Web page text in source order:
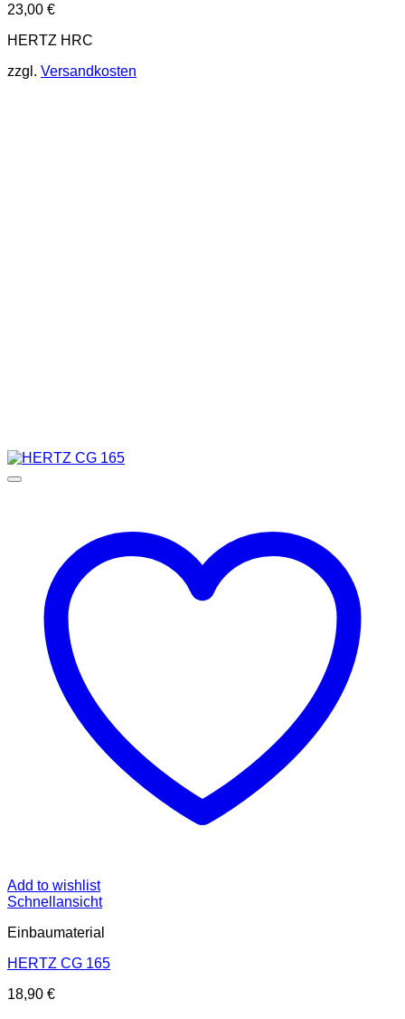
23,00 €
HERTZ HRC
zzgl. Versandkosten
Add to wishlist
Schnellansicht
Einbaumaterial
HERTZ CG 165
18,90 €